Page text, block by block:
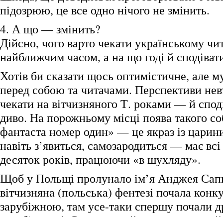
підозрюю, це все одно нічого не змінить.
4. А що — змінить?
Дійсно, чого варто чекати українському
найближчим часом, а на що годі й
Хотів би сказати щось оптимістичне, але
перед собою та читачами. Перспективи
чекати на вітчизняного Т. роками — й
диво. На порожньому місці поява такого
фантаста номер один» — це якраз із
навіть з’явиться, самозародиться — має
десяток років, працюючи «в шухляду».
Щоб у Польщі пролунало ім’я Анджея
вітчизняна (польська) фентезі почала
зарубіжною, там усе-таки спершу почали